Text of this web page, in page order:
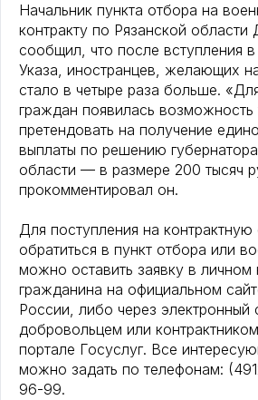
Начальник пункта отбора на
контракту по Рязанской области
сообщил, что после вступления
Указа, иностранцев, желающих
стало в четыре раза больше.
граждан появилась возможность
претендовать на получение
выплаты по решению
области — в размере 200 тысяч
прокомментировал он.
Для поступления на
обратиться в пункт отбора или
можно оставить заявку в личном
гражданина на официальном
России, либо через электронный
добровольцем или
портале Госуслуг. Все
можно задать по телефонам:
96-99.